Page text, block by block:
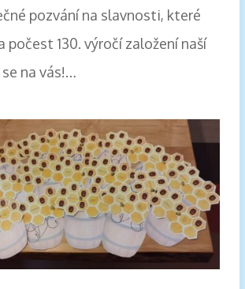
pozvání na slavnosti, které
počest 130. výročí založení naší
na vás!…